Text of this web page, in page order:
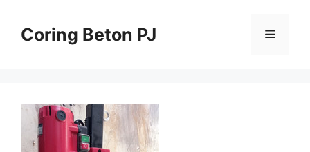
contentCoring Beton PJ Menu